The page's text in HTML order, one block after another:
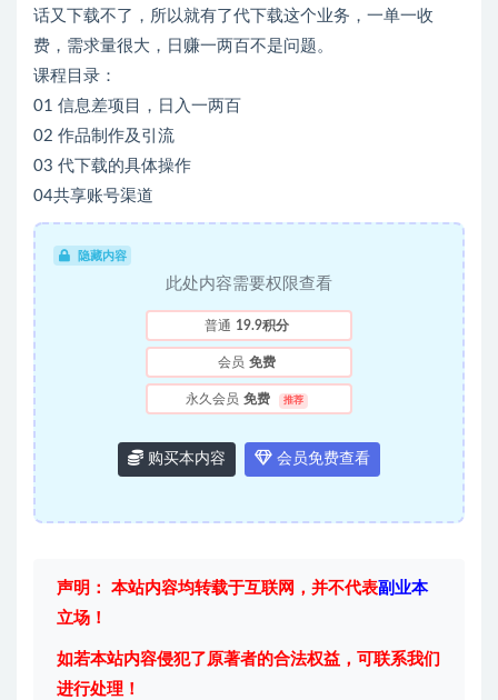
话又下载不了，所以就有了代下载这个业务，一单一收
费，需求量很大，日赚一两百不是问题。
课程目录：
01 信息差项目，日入一两百
02 作品制作及引流
03 代下载的具体操作
04共享账号渠道
隐藏内容
此处内容需要权限查看
普通 19.9积分
会员 免费
永久会员 免费 推荐
购买本内容 会员免费查看
声明： 本站内容均转载于互联网，并不代表副业本
立场！
如若本站内容侵犯了原著者的合法权益，可联系我们
进行处理！